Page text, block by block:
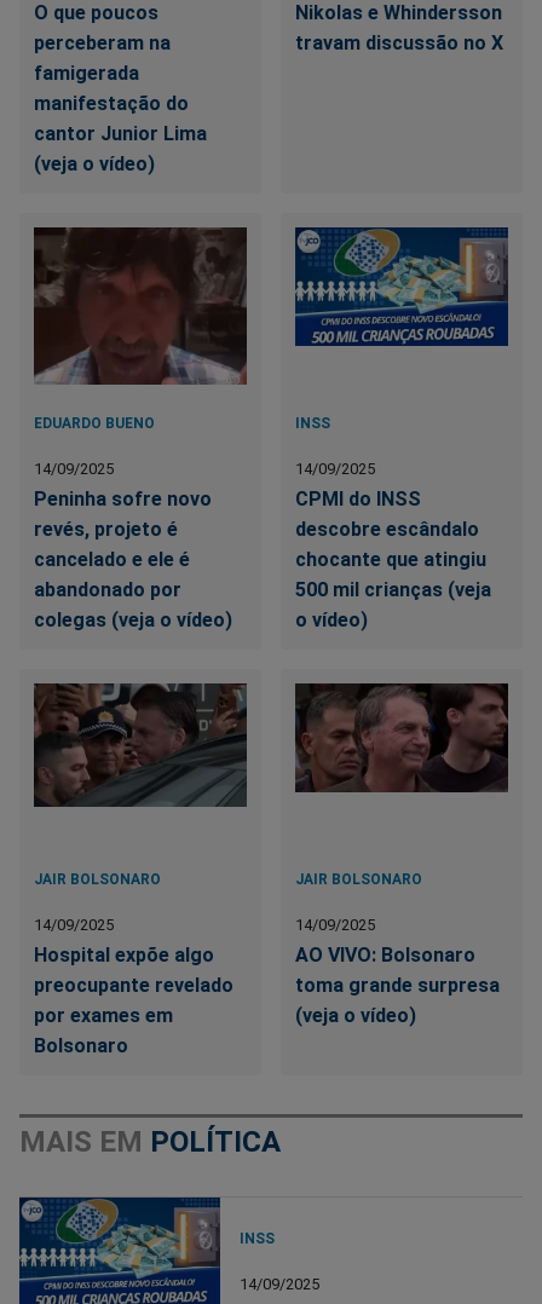
O que poucos
perceberam na
famigerada
manifestação do
cantor Junior Lima
(veja o vídeo)
Nikolas e Whindersson
travam discussão no X
EDUARDO BUENO
14/09/2025
Peninha sofre novo
revés, projeto é
cancelado e ele é
abandonado por
colegas (veja o vídeo)
INSS
14/09/2025
CPMI do INSS
descobre escândalo
chocante que atingiu
500 mil crianças (veja
o vídeo)
JAIR BOLSONARO
14/09/2025
Hospital expõe algo
preocupante revelado
por exames em
Bolsonaro
JAIR BOLSONARO
14/09/2025
AO VIVO: Bolsonaro
toma grande surpresa
(veja o vídeo)
MAIS EM POLÍTICA
INSS
14/09/2025